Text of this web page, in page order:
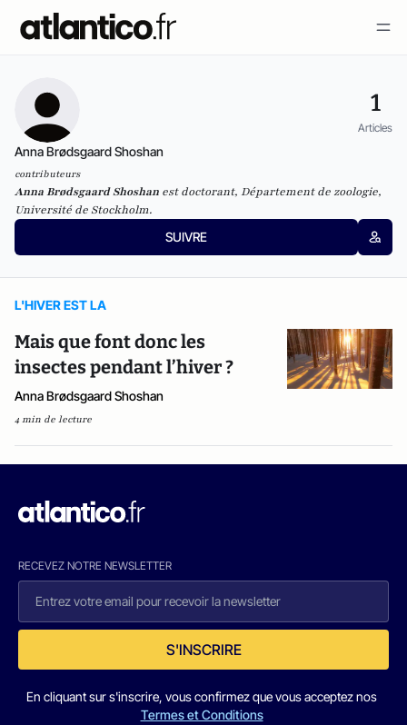
1
Articles
Anna Brødsgaard Shoshan
contributeurs
Anna Brødsgaard Shoshan est doctorant, Département de zoologie,
Université de Stockholm.
SUIVRE
L'HIVER EST LA
Mais que font donc les
insectes pendant l’hiver ?
Anna Brødsgaard Shoshan
4 min de lecture
RECEVEZ NOTRE NEWSLETTER
S'INSCRIRE
En cliquant sur s'inscrire, vous confirmez que vous acceptez nos
Termes et Conditions